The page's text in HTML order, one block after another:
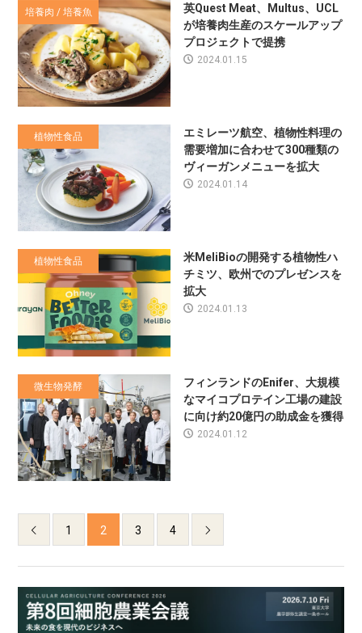
培養肉 / 培養魚
英Quest Meat、Multus、UCL
が培養肉生産のスケールアップ
プロジェクトで提携
2024.01.15
植物性食品
エミレーツ航空、植物性料理の
需要増加に合わせて300種類の
ヴィーガンメニューを拡大
2024.01.14
植物性食品
米MeliBioの開発する植物性ハ
チミツ、欧州でのプレゼンスを
拡大
2024.01.13
微生物発酵
フィンランドのEnifer、大規模
なマイコプロテイン工場の建設
に向け約20億円の助成金を獲得
2024.01.12
 1 2 3 4 